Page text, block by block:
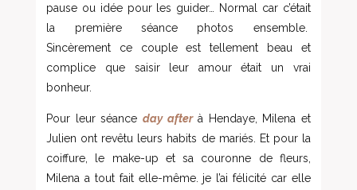
pause ou idée pour les guider… Normal car c’était
la première séance photos ensemble.
Sincèrement ce couple est tellement beau et
complice que saisir leur amour était un vrai
bonheur.
Pour leur séance day afterà Hendaye, Milena et
Julien ont revêtu leurs habits de mariés. Et pour la
coiffure, le make-up et sa couronne de fleurs,
Milena a tout fait elle-même. je l’ai félicité car elle